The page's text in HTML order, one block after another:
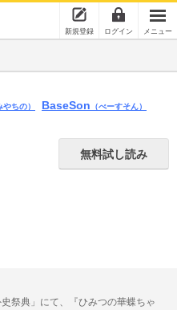
新規登録 ログイン メニュー
やちの） BaseSon （べーすそん）
無料試し読み
祭典」にて、『ひみつの華蝶ちゃ